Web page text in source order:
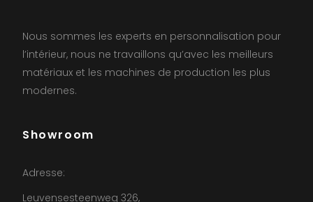
Nous sommes les experts en personnalisation pour
l’intérieur, nous ne travaillons qu’avec les meilleurs
matériaux et les machines de production les plus
modernes.
Showroom
Adresse:
Leuvensesteenweg 326,